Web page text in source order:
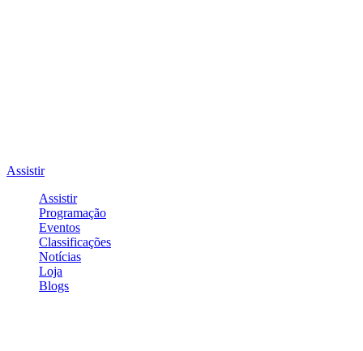
Assistir
Assistir
Programação
Eventos
Classificações
Notícias
Loja
Blogs